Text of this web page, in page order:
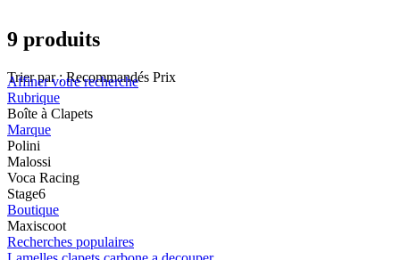
9 produits
Trier par : Recommandés Prix
Affiner votre recherche
Rubrique
Boîte à Clapets
Marque
Polini
Malossi
Voca Racing
Stage6
Boutique
Maxiscoot
Recherches populaires